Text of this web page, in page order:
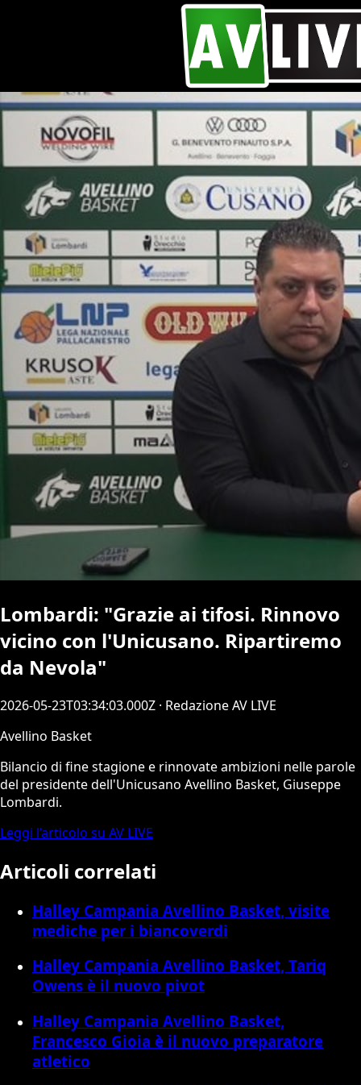
Lombardi: "Grazie ai tifosi. Rinnovo
vicino con l'Unicusano. Ripartiremo
da Nevola"
2026-05-23T03:34:03.000Z · Redazione AV LIVE
Avellino Basket
Bilancio di fine stagione e rinnovate ambizioni nelle parole
del presidente dell'Unicusano Avellino Basket, Giuseppe
Lombardi.
Leggi l’articolo su AV LIVE
Articoli correlati
Halley Campania Avellino Basket, visite
mediche per i biancoverdi
Halley Campania Avellino Basket, Tariq
Owens è il nuovo pivot
Halley Campania Avellino Basket,
Francesco Gioia è il nuovo preparatore
atletico